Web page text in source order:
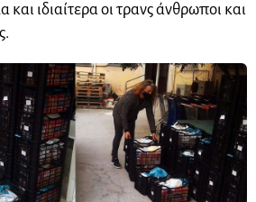
και ιδιαίτερα οι τρανς άνθρωποι και